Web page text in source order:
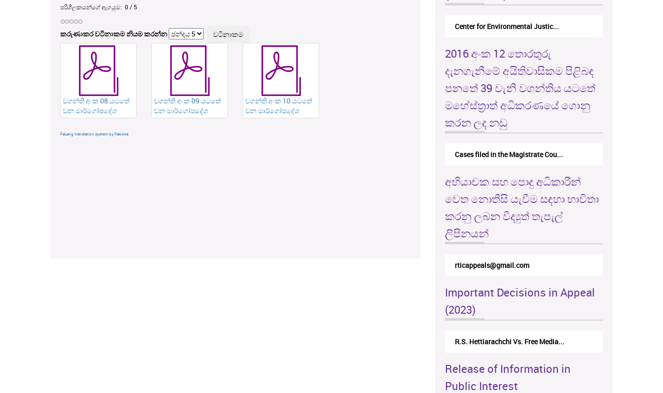
පරිශීලකයන්ගේ ඇගයුම: 0/ 5
කරුණාකර වටිනාකම නියම කරන්න
වගන්ති අංක 08 යටතේ
වන මාර්ගෝපදේශ
වගන්ති අංක 09 යටතේ
වන මාර්ගෝපදේශ
වගන්ති අංක 10 යටතේ
වන මාර්ගෝපදේශ
FaLang translation system by Faboba
Center for Environmental Justic...
2016 අංක 12 තොරතුරු
දැනගැනීමේ අයිතිවාසිකම පිළිබඳ
පනතේ 39 වැනි වගන්තිය යටතේ
මහේස්ත්‍රාත් අධිකරණයේ ගොනු
කරන ලද නඩු
Cases filed in the Magistrate Cou...
අභියාචක සහ පොදු අධිකාරීන්
වෙත නොතීසි යැවීම සඳහා භාවිතා
කරනු ලබන විද්‍යුත් තැපැල්
ලිපිනයන්
rticappeals@gmail.com
Important Decisions in Appeal
(2023)
R.S. Hettiarachchi Vs. Free Media...
Release of Information in
Public Interest